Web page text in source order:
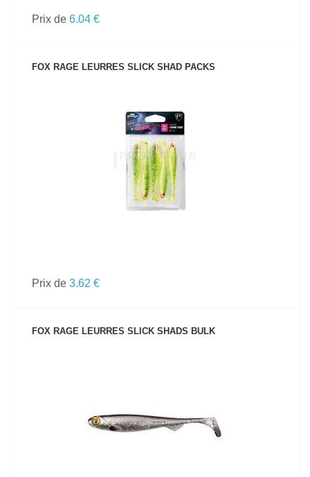
Prix de 6.04 €
FOX RAGE LEURRES SLICK SHAD PACKS
VOIR LE PRODUIT
Prix de 3.62 €
FOX RAGE LEURRES SLICK SHADS BULK